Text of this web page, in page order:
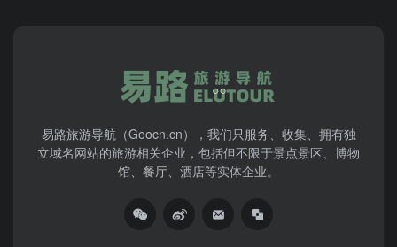
易路旅游导航（Goocn.cn），我们只服务、收集、拥有独
立域名网站的旅游相关企业，包括但不限于景点景区、博物
馆、餐厅、酒店等实体企业。